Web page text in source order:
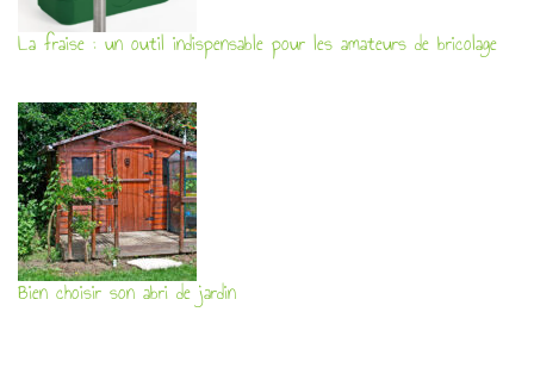
La fraise : un outil indispensable pour les amateurs de bricolage
Bien choisir son abri de jardin